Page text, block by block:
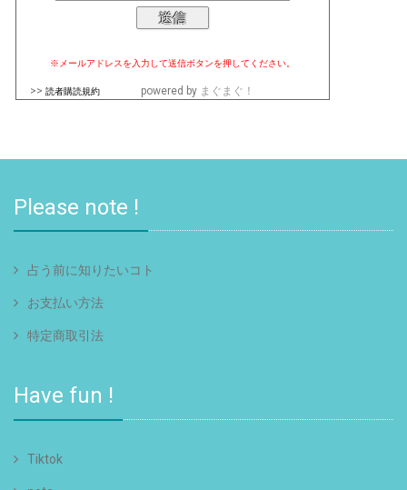
※メールアドレスを入力して送信ボタンを押してください。
>> 読者購読規約 powered by まぐまぐ！
Please note !
占う前に知りたいコト
お支払い方法
特定商取引法
Have fun !
Tiktok